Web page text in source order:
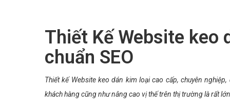
Chính
Chính
Thiết Kế Website keo
chuẩn SEO
Thiết kế Website keo dán kim loại cao cấp, chuyên
khách hàng cũng như nâng cao vị thế trên thị trường là rất lớn.